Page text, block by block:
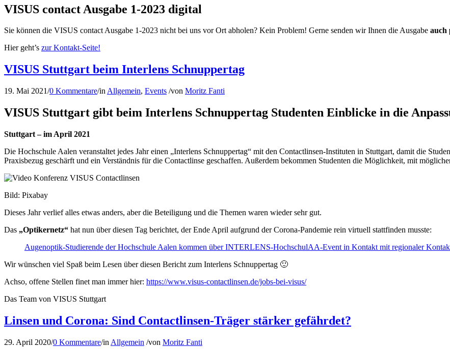
VISUS contact Ausgabe 1-2023 digital
Sie können die VISUS contact Ausgabe 1-2023 nicht bei uns vor Ort abholen? Kein Problem! Gerne senden wir Ihnen die Ausgabe auch
Hier geht’s zur Kontakt-Seite!
VISUS Stuttgart beim Interlens Schnuppertag
19. Mai 2021/0 Kommentare/in Allgemein, Events /von Moritz Fanti
VISUS Stuttgart gibt beim Interlens Schnuppertag Studenten Einblicke in die
Stuttgart – im April 2021
Die Hochschule Aalen veranstaltet jedes Jahr einen „Interlens Schnuppertag“ mit den Contactlinsen-Instituten in Stuttgart, damit die
Praxisbezug geschärft und ein Verständnis für die Contactlinse geschaffen. Außerdem bekommen Studenten die Möglichkeit, mit
Bild: Pixabay
Dieses Jahr verlief alles etwas anders, aber die Beteiligung und die Themen waren wieder sehr gut.
Das „Optikernetz“ hat nun über diesen Tag berichtet, der Ende April aufgrund der Corona-Pandemie rein virtuell stattfinden musste:
Augenoptik-Studierende der Hochschule Aalen kommen über INTERLENS-HochschulAA-Event in Kontakt mit regionaler
Wir wünschen viel Spaß beim Lesen über diesen Bericht zum Interlens Schnuppertag 🙂
Achso, offene Stellen finet man immer hier: https://www.visus-contactlinsen.de/jobs-bei-visus/
Das Team von VISUS Stuttgart
Linsen und Corona: Sind Contactlinsen-Träger stärker gefährdet?
29. April 2020/0 Kommentare/in Allgemein /von Moritz Fanti